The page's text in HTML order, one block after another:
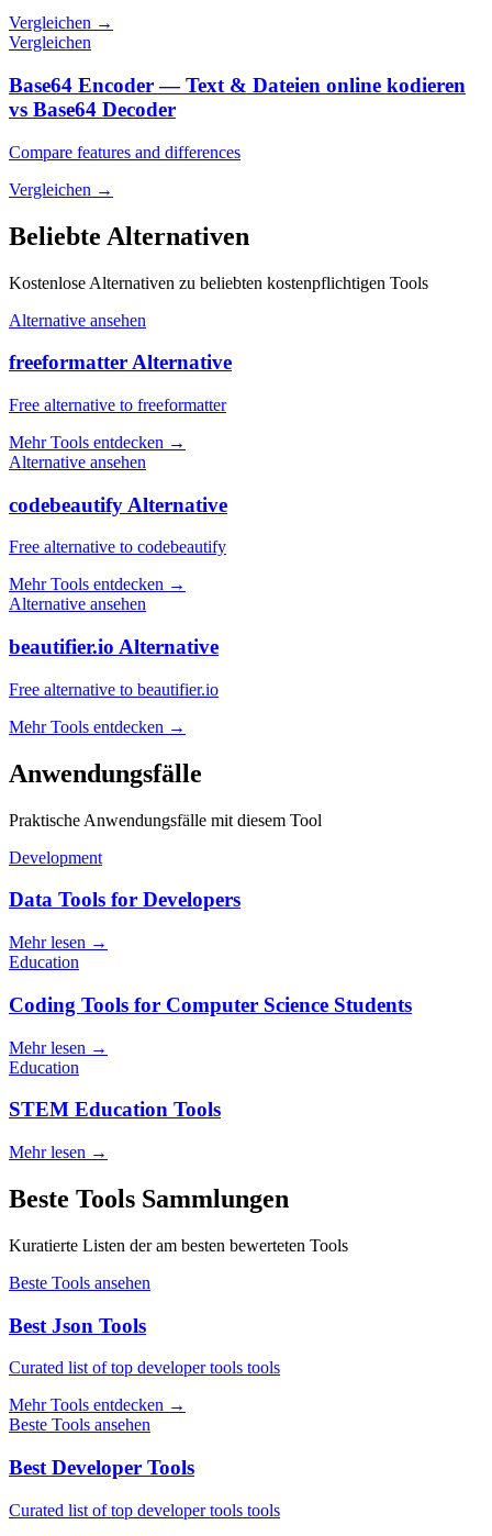
Vergleichen →
Vergleichen
Base64 Encoder — Text & Dateien online kodieren
vs Base64 Decoder
Compare features and differences
Vergleichen →
Beliebte Alternativen
Kostenlose Alternativen zu beliebten kostenpflichtigen Tools
Alternative ansehen
freeformatter Alternative
Free alternative to freeformatter
Mehr Tools entdecken →
Alternative ansehen
codebeautify Alternative
Free alternative to codebeautify
Mehr Tools entdecken →
Alternative ansehen
beautifier.io Alternative
Free alternative to beautifier.io
Mehr Tools entdecken →
Anwendungsfälle
Praktische Anwendungsfälle mit diesem Tool
Development
Data Tools for Developers
Mehr lesen →
Education
Coding Tools for Computer Science Students
Mehr lesen →
Education
STEM Education Tools
Mehr lesen →
Beste Tools Sammlungen
Kuratierte Listen der am besten bewerteten Tools
Beste Tools ansehen
Best Json Tools
Curated list of top developer tools tools
Mehr Tools entdecken →
Beste Tools ansehen
Best Developer Tools
Curated list of top developer tools tools